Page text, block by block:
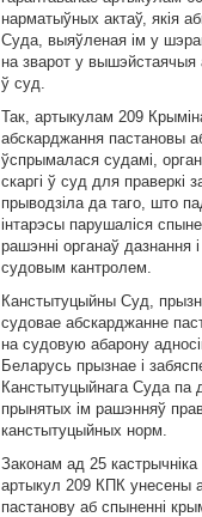
нарматыўных актаў, якiя
Суда, выяўленая iм у
на зварот у
ў суд.
Так, артыкулам 209
абскарджання пастановы
ўспрымалася судамi,
скаргi ў суд для праверкi
прыводзiла да таго, што
iнтарэсы парушалiся
рашэннi органаў дазнання
судовым кантролем.
Канстытуцыйны Суд,
судовае абскарджанне
на судовую абарону
Беларусь прызнае i
Канстытуцыйнага Суда па
прынятых iм рашэнняў
канстытуцыйных норм.
Законам ад 25
артыкул 209 КПК унесены
пастанову аб спыненнi